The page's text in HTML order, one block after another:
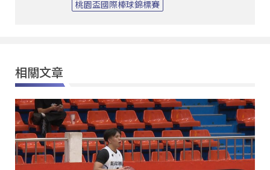
桃園盃國際棒球錦標賽
相關文章